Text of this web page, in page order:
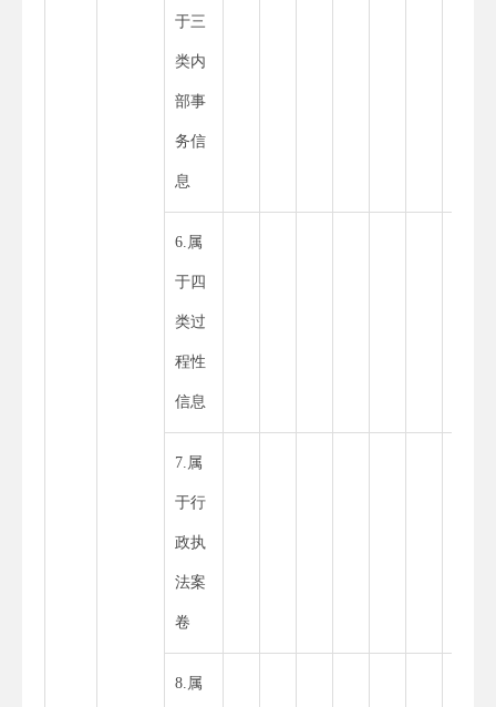
于三
类内
部事
务信
息
6.属
于四
类过
程性
信息
7.属
于行
政执
法案
卷
8.属